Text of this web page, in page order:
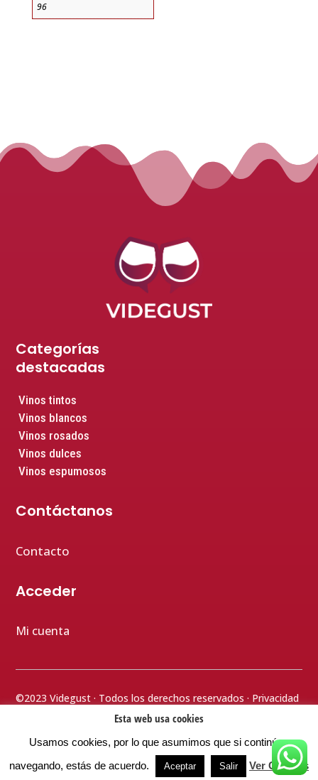
96
Categorías
destacadas
Vinos tintos
Vinos blancos
Vinos rosados
Vinos dulces
Vinos espumosos
Contáctanos
Contacto
Acceder
Mi cuenta
©2023 Videgust · Todos los derechos reservados · Privacidad
· Cookies· Terminos y condiciones
⚡Teamhost Studio
Esta web usa cookies
Usamos cookies, por lo que asumimos que si continúas
navegando, estás de acuerdo.
Aceptar Salir Ver Cookies